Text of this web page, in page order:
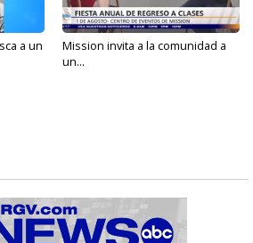
a un
Mission invita a la comunidad a
un...